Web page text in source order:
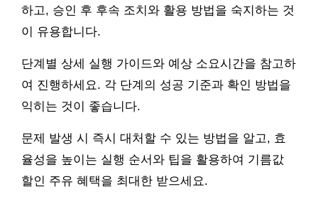
하고, 승인 후 후속 조치와 활용 방법을 숙지하는 것
이 유용합니다.
단계별 상세 실행 가이드와 예상 소요시간을 참고하
여 진행하세요. 각 단계의 성공 기준과 확인 방법을
익히는 것이 좋습니다.
문제 발생 시 즉시 대처할 수 있는 방법을 알고, 효
율성을 높이는 실행 순서와 팁을 활용하여 기름값
할인 주유 혜택을 최대한 받으세요.